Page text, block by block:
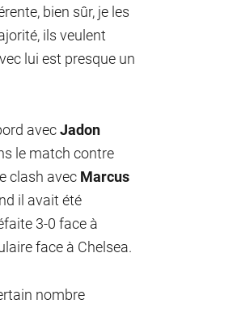
bien sûr, je les
ils veulent
lui est presque un
avecJadon
le match contre
clash avec Marcus
il avait été
3-0 face à
face à Chelsea.
nombre